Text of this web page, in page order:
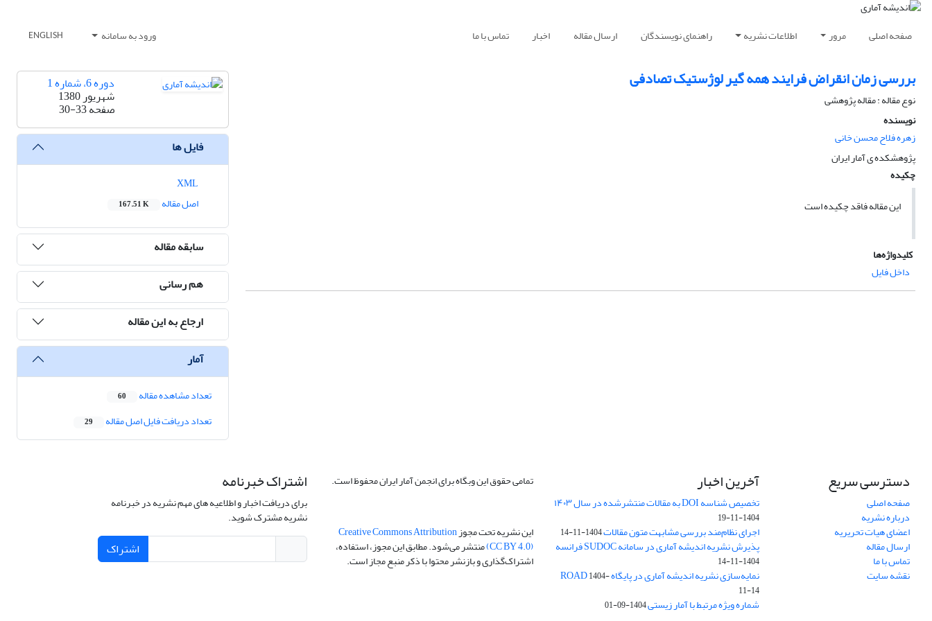
صفحه اصلی مرور اطلاعات نشریه راهنمای نویسندگان ارسال مقاله اخبار تماس با ما ورود به سامانه ENGLISH
بررسی زمان انقراض فرایند همه گیر لوژستیک تصادفی
نوع مقاله : مقاله پژوهشی
نویسنده
زهره فلاح محسن خانی
پژوهشکده ی آمار ایران
چکیده
این مقاله فاقد چکیده است
کلیدواژه‌ها
داخل فایل
دوره 6، شماره 1
شهریور 1380
صفحه30-33
فایل ها
اصل مقاله
167.51 K
سابقه مقاله
هم رسانی
ارجاع به این مقاله
آمار
تعداد مشاهده مقاله 60
تعداد دریافت فایل اصل مقاله 29
دسترسی سریع
صفحه اصلی
درباره نشریه
اعضای هیات تحریریه
ارسال مقاله
تماس با ما
نقشه سایت
آخرین اخبار
تخصیص شناسه DOI به مقالات منتشرشده در سال ۱۴۰۳
1404-11-19
اجرای نظام‌مند بررسی مشابهت متون مقالات1404-11-14
پذیرش نشریه اندیشه آماری در سامانه SUDOC فرانسه
1404-11-14
نمایه‌سازی نشریه اندیشه آماری در پایگاه ROAD1404-
11-14
شماره ویژه مرتبط با آمار زیستی1404-09-01
تمامی حقوق این وبگاه برای انجمن آمار ایران محفوظ است.
این نشریه تحت مجوزCreative Commons Attribution
(CC BY 4.0)منتشر می‌شود. مطابق این مجوز، استفاده،
اشتراک‌گذاری و بازنشر محتوا با ذکر منبع مجاز است.
اشتراک خبرنامه
برای دریافت اخبار و اطلاعیه های مهم نشریه در خبرنامه
نشریه مشترک شوید.
اشتراک